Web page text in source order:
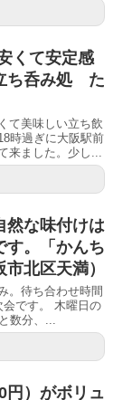
くて安定感
ち呑み処 た
て美味しい立ち飲
時過ぎに大阪駅前
来ました。少し...
然な味付けは
す。「かんち
北区天満）
。待ち合わせ時間
会です。 木曜日の
数分、...
円）がボリュ